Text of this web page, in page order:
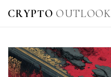
CRYPTOOUTLOOK